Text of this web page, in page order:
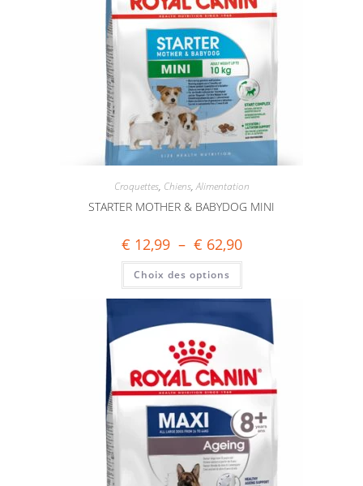
Croquettes, Chiens,Alimentation
STARTER MOTHER & BABYDOG MINI
€ 12,99 – € 62,90
Choix des options